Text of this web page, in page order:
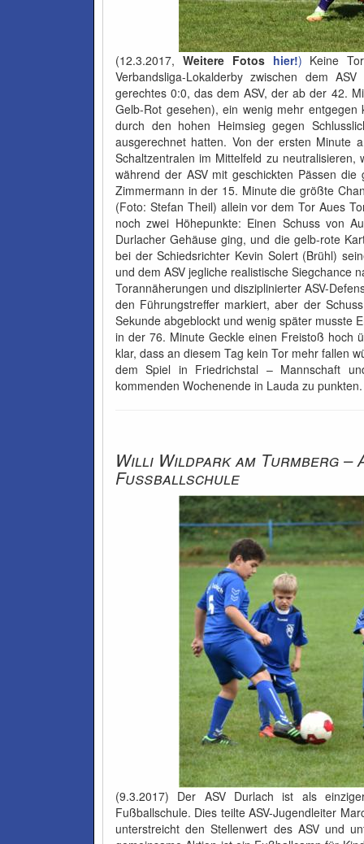
(12.3.2017, Weitere Fotos hier!) Keine
Verbandsliga-Lokalderby zwischen dem
gerechtes 0:0, das dem ASV, der ab der 42.
Gelb-Rot gesehen), ein wenig mehr
durch den hohen Heimsieg gegen
ausgerechnet hatten. Von der ersten Minute
Schaltzentralen im Mittelfeld zu
während der ASV mit geschickten Pässen
Zimmermann in der 15. Minute die größte
(Foto: Stefan Theil) allein vor dem Tor Aues
noch zwei Höhepunkte: Einen Schuss von
Durlacher Gehäuse ging, und die gelb-rote
bei der Schiedsrichter Kevin Solert (Brühl)
und dem ASV jegliche realistische Siegchance
Torannäherungen und disziplinierter ASV-
den Führungstreffer markiert, aber der
Sekunde abgeblockt und wenig später musste
in der 76. Minute Geckle einen Freistoß hoch
klar, dass an diesem Tag kein Tor mehr fallen
dem Spiel in Friedrichstal – Mannschaft
kommenden Wochenende in Lauda zu punkten.
Willi Wildpark am Turmberg –
Fußballschule
(9.3.2017) Der ASV Durlach ist als
Fußballschule. Dies teilte ASV-Jugendleiter
unterstreicht den Stellenwert des ASV und